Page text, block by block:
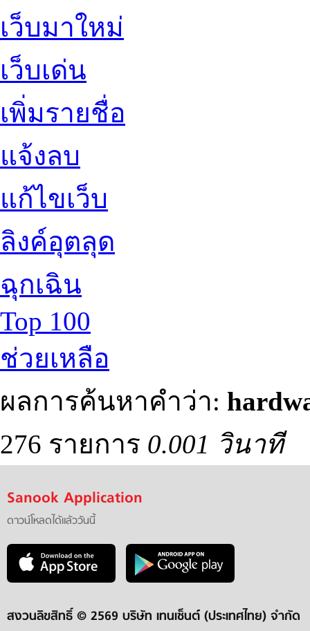
เว็บมาใหม่
เว็บเด่น
เพิ่มรายชื่อ
แจ้งลบ
แก้ไขเว็บ
ลิงค์อุตลุด
ฉุกเฉิน
Top 100
ช่วยเหลือ
ผลการค้นหาคำว่า:
276 รายการ 0.001 วินาที
Sanook Application
ดาวน์โหลดได้แล้ววันนี้
สงวนลิขสิทธิ์ © 2569 บริษัท เทนเซ็นต์ (ประเทศไทย) จำกัด